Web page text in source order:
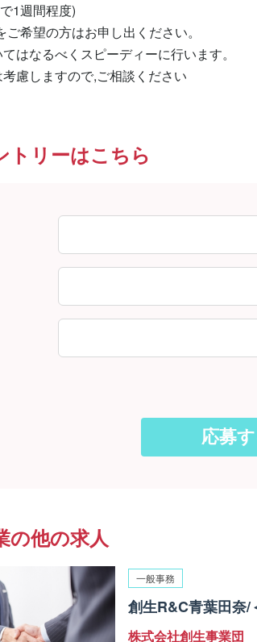
1週間程度)
希望の方はお申し出ください。
はなるべくスピーディーに行います。
慮しますので,ご相談ください
トリーはこちら
の他の求人
一般事務
創生R&C青葉田奈/
株式会社創生事業団